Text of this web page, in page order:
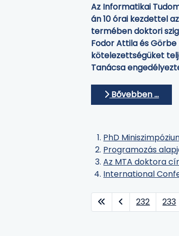
Az Informatikai
án 10 órai kezdettel
termében doktori
Fodor Attila és
kötelezettségüket
Tanácsa
Bővebben …
PhD
Programozás
Az MTA doktora
International
232 233